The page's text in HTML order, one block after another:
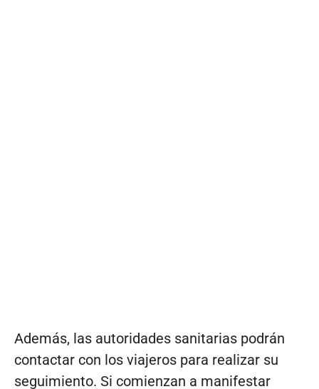
Además, las autoridades sanitarias podrán
contactar con los viajeros para realizar su
seguimiento. Si comienzan a manifestar